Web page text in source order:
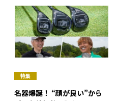
特集
名器爆誕！ “顔が良い”から